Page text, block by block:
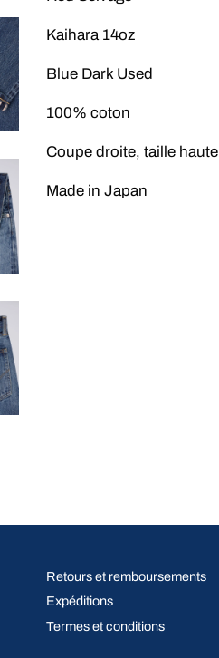
Kaihara 14oz
Blue Dark Used
100% coton
Coupe droite, taille haute
Made in Japan
Retours et remboursements
Expéditions
Termes et conditions